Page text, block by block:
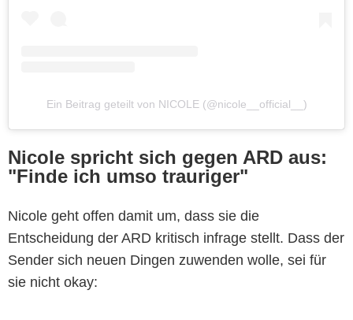
Ein Beitrag geteilt von NICOLE (@nicole__official__)
Nicole spricht sich gegen ARD aus:
"Finde ich umso trauriger"
Nicole geht offen damit um, dass sie die
Entscheidung der ARD kritisch infrage stellt. Dass der
Sender sich neuen Dingen zuwenden wolle, sei für
sie nicht okay: